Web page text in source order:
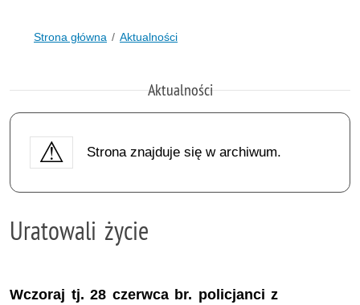
Strona główna Aktualności
Aktualności
Strona znajduje się w archiwum.
Uratowali życie
Wczoraj tj. 28 czerwca br. policjanci z